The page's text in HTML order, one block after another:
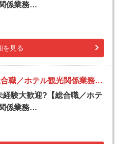
係業務…
を見る
?完全未経験大歓迎?【総合職／ホテル観光関係業務（ホスピタリティ業務）】ホワイト企業「プラチナ」認定｜完全週休2日（シフト制）／新規事業◎
経験大歓迎?【総合職／ホテ
係業務…